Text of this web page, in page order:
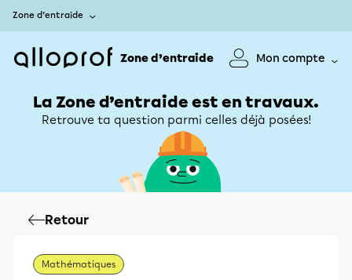
Zone d’entraide
Zone d’entraide Mon compte
La Zone d’entraide est en travaux.
Retrouve ta question parmi celles déjà posées!
Retour
Mathématiques